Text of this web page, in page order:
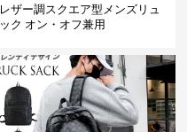
レザー調スクエア型メンズリュ
ック オン・オフ兼用